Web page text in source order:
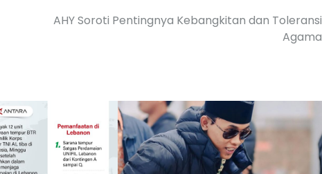
AHY Soroti Pentingnya Kebangkitan dan Toleransi
Agama